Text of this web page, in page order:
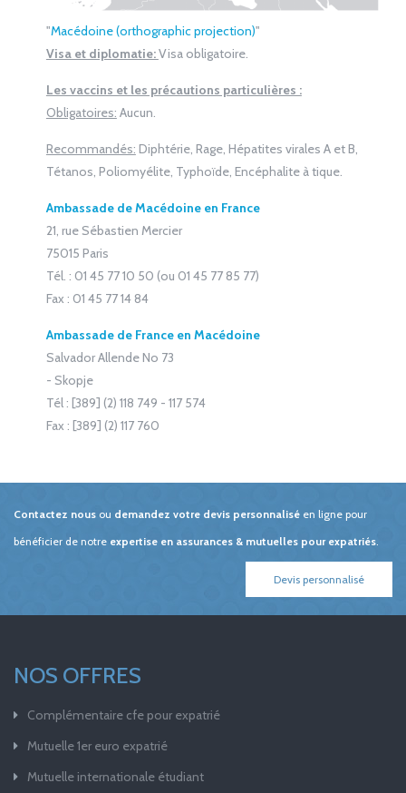
"Macédoine (orthographic projection)"
Visa et diplomatie:Visa obligatoire.
Les vaccins et les précautions particulières :
Obligatoires: Aucun.
Recommandés: Diphtérie, Rage, Hépatites virales A et B,
Tétanos, Poliomyélite, Typhoïde, Encéphalite à tique.
Ambassade de Macédoine en France
21, rue Sébastien Mercier
75015 Paris
Tél. : 01 45 77 10 50 (ou 01 45 77 85 77)
Fax : 01 45 77 14 84
Ambassade de France en Macédoine
Salvador Allende No 73
- Skopje
Tél : [389] (2) 118 749 - 117 574
Fax : [389] (2) 117 760
Contactez nous ou demandez votre devis personnalisé en ligne pour
bénéficier de notre expertise en assurances & mutuelles pour expatriés.
Devis personnalisé
NOS OFFRES
Complémentaire cfe pour expatrié
Mutuelle 1er euro expatrié
Mutuelle internationale étudiant